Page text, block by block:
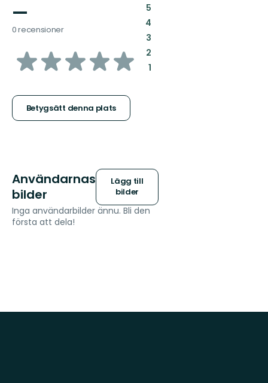
—
0 recensioner
av
stjärnor
Betygsätt denna plats
5:
4:
3:
2:
1:
Användarnas
bilder
Lägg till
bilder
Inga användarbilder ännu. Bli den
första att dela!